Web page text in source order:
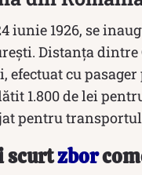
iunie 1926, se
Distanța
cu
1.800 de lei
pentru
scurtzbor